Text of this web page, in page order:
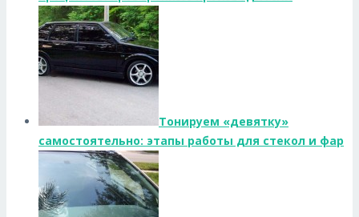
Тонируем «девятку»
самостоятельно: этапы работы для стекол и фар